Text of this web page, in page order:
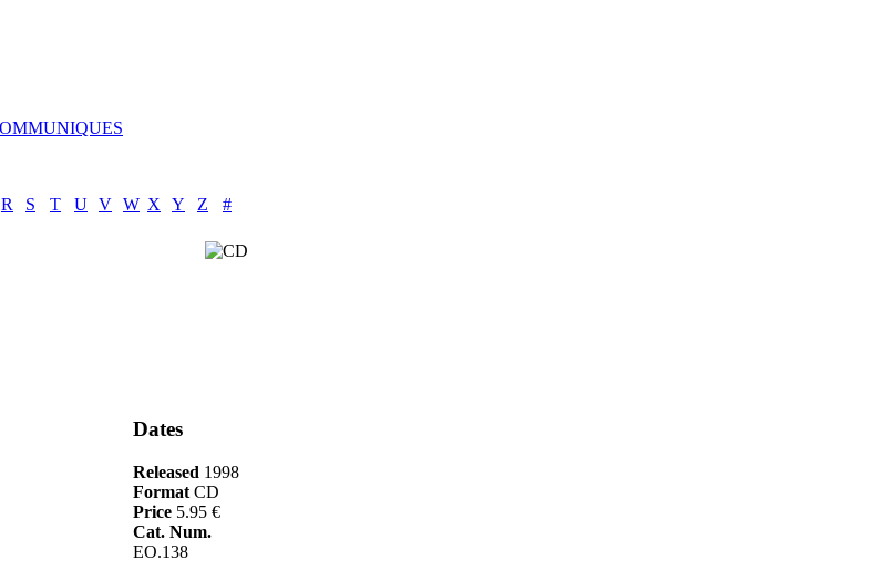
R S T U V W X Y Z #
Dates
Released 1998
Format CD
Price 5.95 €
Cat. Num.
EO.138